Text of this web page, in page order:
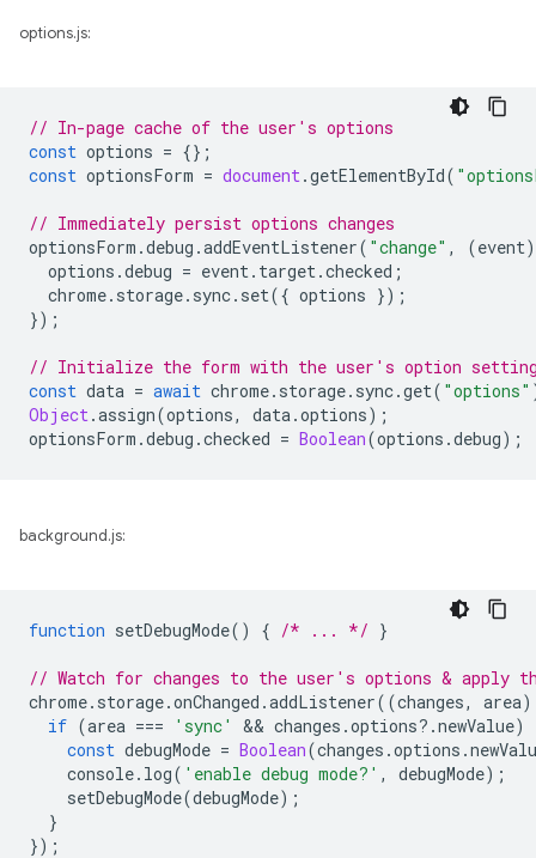
options.js:
// In-page cache of the user's options
const options = {};
const optionsForm = document.getElementById(
// Immediately persist options changes
optionsForm .debug .addEventListener( "change" , (event)
options .debug = event. target.checked ;
chrome. storage. sync. set({ options });
});
// Initialize the form with the user's option
const data = await chrome. storage. sync.get( "options"
Object.assign(options, data.options);
optionsForm .debug .checked = Boolean(options .debug);
background.js:
function setDebugMode() { /* ... */ }
// Watch for changes to the user's options & apply
chrome. storage.onChanged .addListener((changes, area)
if (area === 'sync' && changes .options? .newValue)
const debugMode = Boolean(changes .options .
console. log( 'enable debug mode?' , debugMode);
setDebugMode(debugMode);
}
});